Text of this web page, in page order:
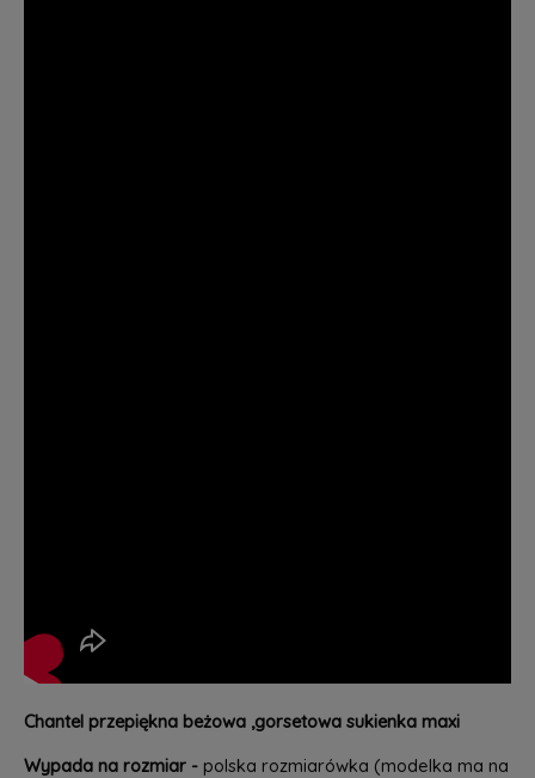
Chantel przepiękna beżowa ,gorsetowa sukienka maxi
Wypada na rozmiar - polska rozmiarówka (modelka ma na